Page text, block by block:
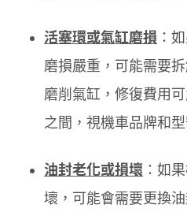
活塞環或氣缸磨損 ：
磨損嚴重，可能需要
磨削氣缸，修復費用
之間，視機車品牌和
油封老化或損壞 ：如
壞，可能會需要更換